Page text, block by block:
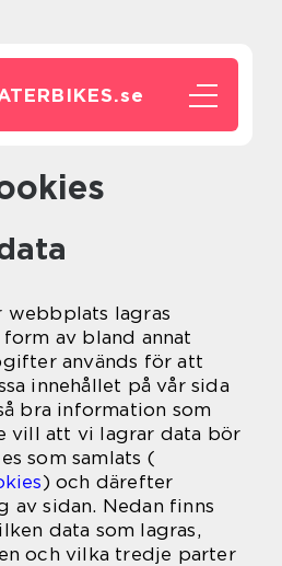
se
webbplats lagras
av bland annat
används för att
innehållet på vår sida
bra information som
vill att vi lagrar data bör
som samlats (
) och därefter
av sidan. Nedan finns
data som lagras,
och vilka tredje parter